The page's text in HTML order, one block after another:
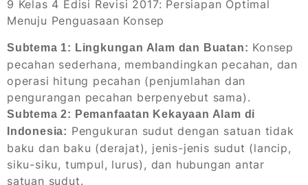
Subtema 1: Lingkungan Alam dan Buatan: Konsep
pecahan sederhana, membandingkan pecahan, dan
operasi hitung pecahan (penjumlahan dan
pengurangan pecahan berpenyebut sama).
Subtema 2: Pemanfaatan Kekayaan Alam di
Indonesia: Pengukuran sudut dengan satuan tidak
baku dan baku (derajat), jenis-jenis sudut (lancip,
siku-siku, tumpul, lurus), dan hubungan antar
satuan sudut.